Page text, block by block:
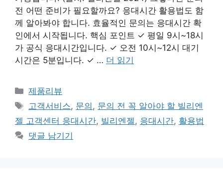
전 어떤 준비가 필요할까요? 응대시간 활용법도 함
께 알아봐야 합니다. 효율적인 문의는 응대시간 확
인에서 시작됩니다. 핵심 포인트 ✓ 평일 9시~18시
가 공식 응대시간입니다. ✓ 오전 10시~12시 대기
시간은 5분입니다. ✓ … 더 읽기
카
테
리
제품리뷰
태
그
고객서비스, 문의 , 문의 전 꼭 알아야 할 빌리엔
젤 고객센터 응대시간, 빌리엔젤, 응대시간, 활용법
댓글 남기기